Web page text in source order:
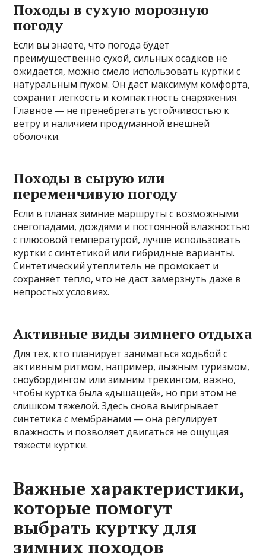
Походы в сухую морозную
погоду
Если вы знаете, что погода будет
преимущественно сухой, сильных осадков не
ожидается, можно смело использовать куртки с
натуральным пухом. Он даст максимум комфорта,
сохранит легкость и компактность снаряжения.
Главное — не пренебрегать устойчивостью к
ветру и наличием продуманной внешней
оболочки.
Походы в сырую или
переменчивую погоду
Если в планах зимние маршруты с возможными
снегопадами, дождями и постоянной влажностью
с плюсовой температурой, лучше использовать
куртки с синтетикой или гибридные варианты.
Синтетический утеплитель не промокает и
сохраняет тепло, что не даст замерзнуть даже в
непростых условиях.
Активные виды зимнего отдыха
Для тех, кто планирует заниматься ходьбой с
активным ритмом, например, лыжным туризмом,
сноубордингом или зимним трекингом, важно,
чтобы куртка была «дышащей», но при этом не
слишком тяжелой. Здесь снова выигрывает
синтетика с мембранами — она регулирует
влажность и позволяет двигаться не ощущая
тяжести куртки.
Важные характеристики,
которые помогут
выбрать куртку для
зимних походов